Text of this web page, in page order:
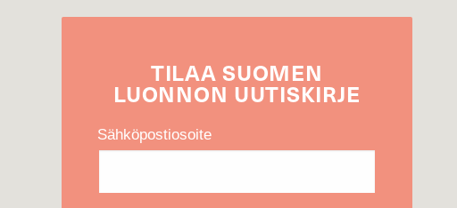
TILAASUOMEN
LUONNON UUTIS­KIRJE
Sähköpostiosoite